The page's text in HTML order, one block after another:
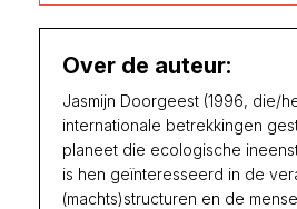
Over de auteur:
Jasmijn Doorgeest (1996, die/
internationale betrekkingen
planeet die ecologische
is hen geïnteresseerd in de
(machts)structuren en de